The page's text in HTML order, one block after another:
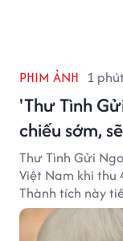
PHIM ẢNH 1
'Thư Tình
chiếu sớm,
Thư Tình Gửi
Việt Nam khi thu
Thành tích này
từng gây sốt với
ngoài.